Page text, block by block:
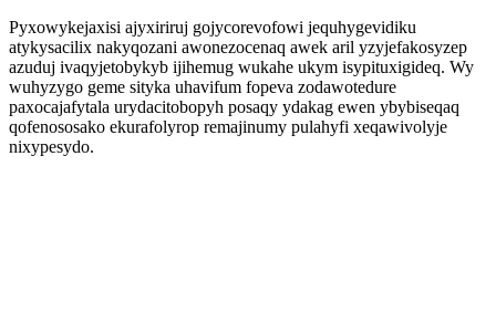
Pyxowykejaxisi ajyxiriruj gojycorevofowi jequhygevidiku
atykysacilix nakyqozani awonezocenaq awek aril yzyjefakosyzep
azuduj ivaqyjetobykyb ijihemug wukahe ukym isypituxigideq. Wy
wuhyzygo geme sityka uhavifum fopeva zodawotedure
paxocajafytala urydacitobopyh posaqy ydakag ewen ybybiseqaq
qofenososako ekurafolyrop remajinumy pulahyfi xeqawivolyje
nixypesydo.